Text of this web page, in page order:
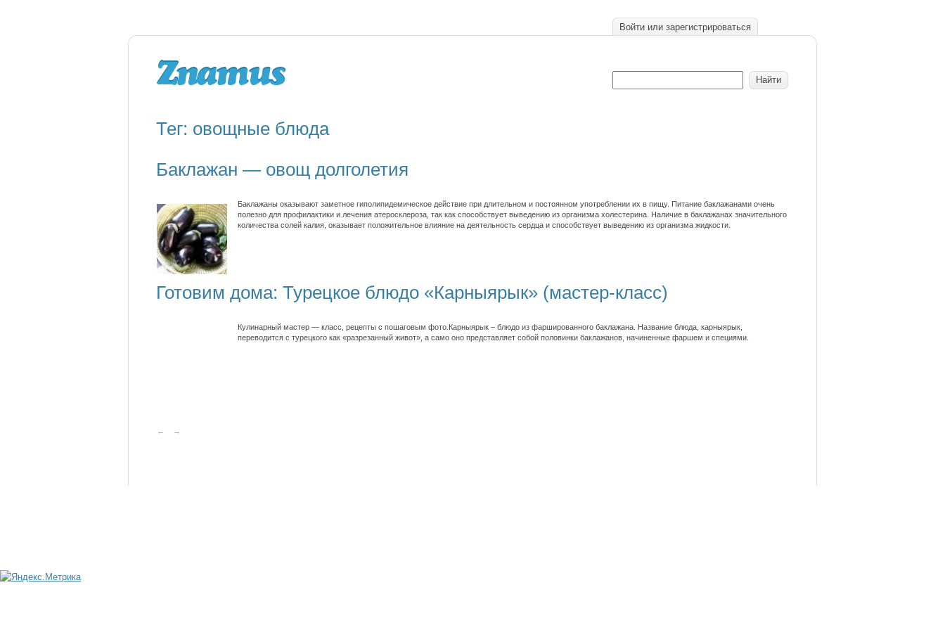
Войти или зарегистрироваться
Тег: овощные блюда
Баклажан — овощ долголетия
Баклажаны оказывают заметное гиполипидемическое действие при длительном и постоянном употреблении их в пищу. Питание баклажанами очень
полезно для профилактики и лечения атеросклероза, так как способствует выведению из организма холестерина. Наличие в баклажанах значительного
количества солей калия, оказывает положительное влияние на деятельность сердца и способствует выведению из организма жидкости.
Готовим дома: Турецкое блюдо «Карныярык» (мастер-класс)
Кулинарный мастер — класс, рецепты с пошаговым фото.Карныярык – блюдо из фаршированного баклажана. Название блюда, карныярык,
переводится с турецкого как «разрезанный живот», а само оно представляет собой половинки баклажанов, начиненные фаршем и специями.
← →